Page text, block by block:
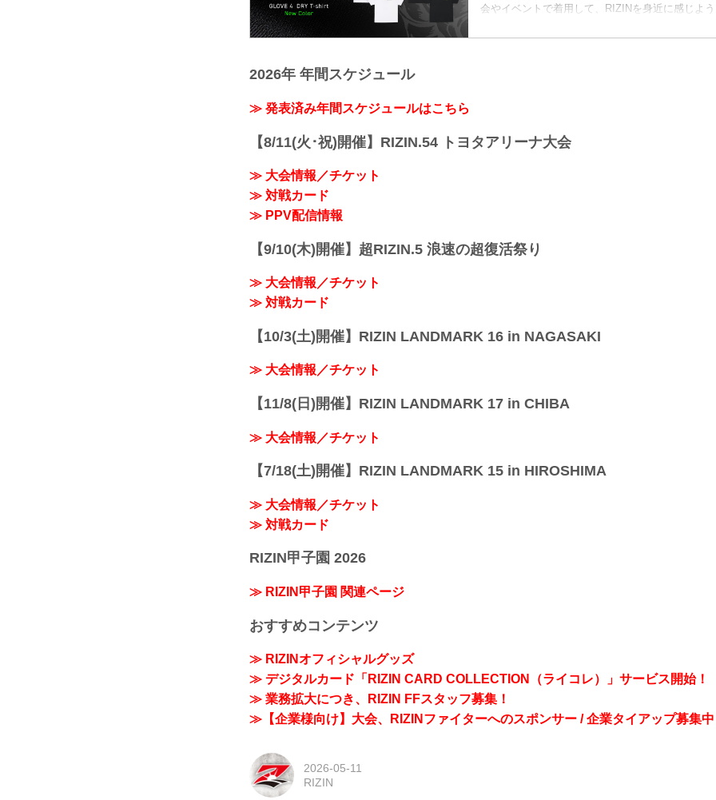
会やイベントで着用して、RIZINを身近に感じよう
2026年 年間スケジュール
≫ 発表済み年間スケジュールはこちら
【8/11(火･祝)開催】RIZIN.54 トヨタアリーナ大会
≫ 大会情報／チケット
≫ 対戦カード
≫ PPV配信情報
【9/10(木)開催】超RIZIN.5 浪速の超復活祭り
≫ 大会情報／チケット
≫ 対戦カード
【10/3(土)開催】RIZIN LANDMARK 16 in NAGASAKI
≫ 大会情報／チケット
【11/8(日)開催】RIZIN LANDMARK 17 in CHIBA
≫ 大会情報／チケット
【7/18(土)開催】RIZIN LANDMARK 15 in HIROSHIMA
≫ 大会情報／チケット
≫ 対戦カード
RIZIN甲子園 2026
≫ RIZIN甲子園 関連ページ
おすすめコンテンツ
≫ RIZINオフィシャルグッズ
≫ デジタルカード「RIZIN CARD COLLECTION（ライコレ）」サービス開始！
≫ 業務拡大につき、RIZIN FFスタッフ募集！
≫【企業様向け】大会、RIZINファイターへのスポンサー / 企業タイアップ募集中
2026-05-11
RIZIN